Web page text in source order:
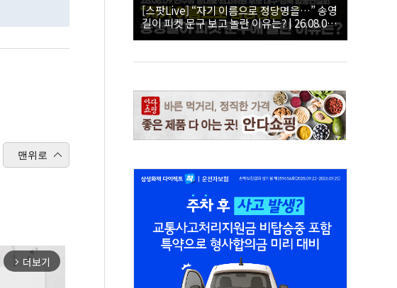
맨위로
arrow_forward_ios 더보기
[스팟Live] “자기 이름으로 정당명을…” 송영
길이 피켓 문구 보고 놀란 이유는? | 26.08.09
더불어민주당 당대표·최고위원 후보 대구·경